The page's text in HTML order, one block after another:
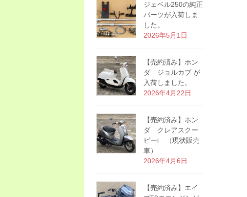
ジェベル250の純正
パーツが入荷しま
した。
2026年5月1日
【売約済み】ホン
ダ ジョルカブ が
入荷しました。
2026年4月22日
【売約済み】ホン
ダ クレアスクー
ピーi （現状販売
車）
2026年4月6日
【売約済み】エイ